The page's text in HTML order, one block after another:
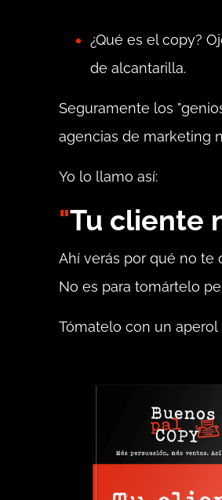
¿Qué es el copy?
de alcantarilla.
Seguramente los
agencias de marketing
Yo lo llamo así:
"Tu cliente
Ahí verás por qué no te
No es para tomártelo
Tómatelo con un aperol